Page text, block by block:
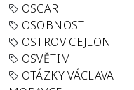
OSCAR
OSOBNOST
OSTROV CEJLON
OSVĚTIM
OTÁZKY VÁCLAVA